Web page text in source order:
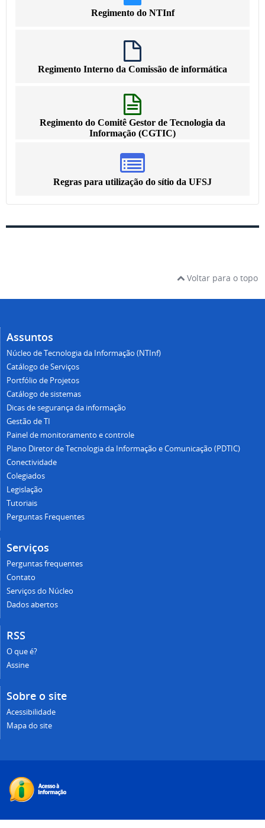
Regimento do NTInf
Regimento Interno da Comissão de informática
Regimento do Comitê Gestor de Tecnologia da
Informação (CGTIC)
Regras para utilização do sítio da UFSJ
Voltar para o topo
Assuntos
Núcleo de Tecnologia da Informação (NTInf)
Catálogo de Serviços
Portfólio de Projetos
Catálogo de sistemas
Dicas de segurança da informação
Gestão de TI
Painel de monitoramento e controle
Plano Diretor de Tecnologia da Informação e Comunicação (PDTIC)
Conectividade
Colegiados
Legislação
Tutoriais
Perguntas Frequentes
Serviços
Perguntas frequentes
Contato
Serviços do Núcleo
Dados abertos
RSS
O que é?
Assine
Sobre o site
Acessibilidade
Mapa do site